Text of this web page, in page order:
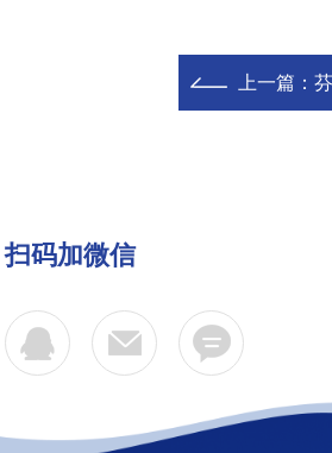
上一篇：
扫码加微信